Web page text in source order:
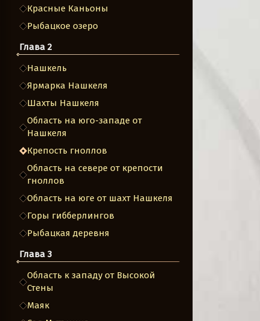
Красные Каньоны
Рыбацкое озеро
Глава 2
Нашкель
Ярмарка Нашкеля
Шахты Нашкеля
Область на юго-западе от
Нашкеля
Крепость гноллов
Область на севере от крепости
гноллов
Область на юге от шахт Нашкеля
Горы гибберлингов
Рыбацкая деревня
Глава 3
Область к западу от Высокой
Стены
Маяк